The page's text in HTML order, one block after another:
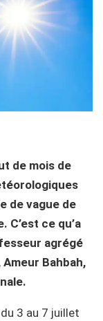
de mois de
de vague de
C’est ce qu’a
agrégé
Bahbah,
3 au 7 juillet